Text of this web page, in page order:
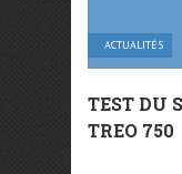
ACTUALITÉS
TEST DU
TREO 750